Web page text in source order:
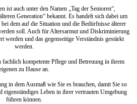
ist auch unter den Namen „Tag der Senioren“,
Generation“ bekannt. Es handelt sich dabei um
dem auf die Situation und die Bedürfnisse älterer
soll. Auch für Altersarmut und Diskriminierung
werden und das gegenseitige Verständnis gestärkt
werden.
fachlich kompetente Pflege und Betreuung in ihrem
zu Hause an.
in dem Ausmaß wie Sie es brauchen, damit Sie so
eigenständiges Leben in ihrer vertrauten Umgebung
führen können.